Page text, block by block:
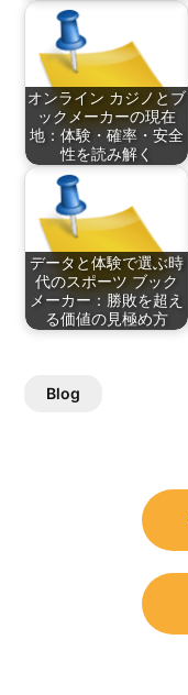
オンライン カジノとブ
ックメーカーの現在
地：体験・確率・安全
性を読み解く
データと体験で選ぶ時
代のスポーツ ブック
メーカー：勝敗を超え
る価値の見極め方
Blog
navigation